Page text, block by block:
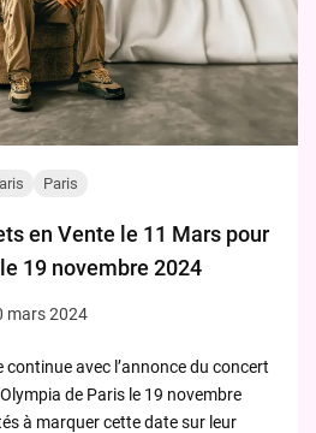
Paris
en Vente le 11 Mars pour
19 novembre 2024
mars 2024
continue avec l’annonce du concert
de Paris le 19 novembre
à marquer cette date sur leur